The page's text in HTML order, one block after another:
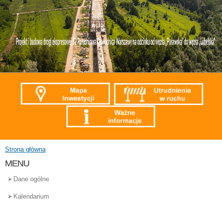
Jesteś tutaj
Strona główna
MENU
Dane ogólne
Kalendarium